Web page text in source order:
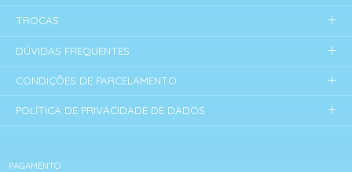
PAGAMENTO
TROCAS
DÚVIDAS FREQUENTES
CONDIÇÕES DE PARCELAMENTO
POLÍTICA DE PRIVACIDADE DE DADOS